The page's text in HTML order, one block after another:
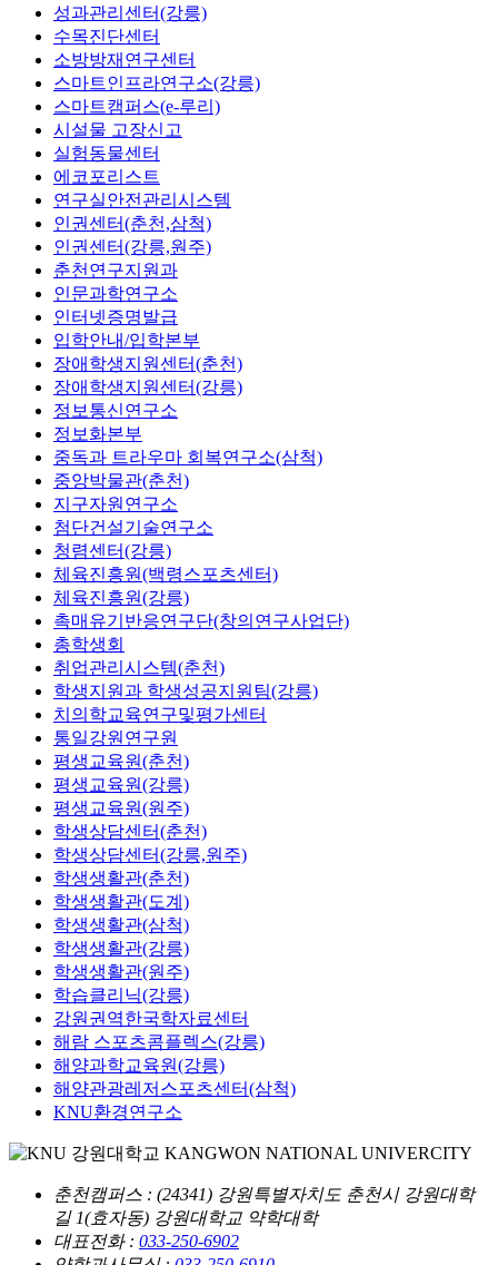
성과관리센터(강릉)
수목진단센터
소방방재연구센터
스마트인프라연구소(강릉)
스마트캠퍼스(e-루리)
시설물 고장신고
실험동물센터
에코포리스트
연구실안전관리시스템
인권센터(춘천,삼척)
인권센터(강릉,원주)
춘천연구지원과
인문과학연구소
인터넷증명발급
입학안내/입학본부
장애학생지원센터(춘천)
장애학생지원센터(강릉)
정보통신연구소
정보화본부
중독과 트라우마 회복연구소(삼척)
중앙박물관(춘천)
지구자원연구소
첨단건설기술연구소
청렴센터(강릉)
체육진흥원(백령스포츠센터)
체육진흥원(강릉)
촉매유기반응연구단(창의연구사업단)
총학생회
취업관리시스템(춘천)
학생지원과 학생성공지원팀(강릉)
치의학교육연구및평가센터
통일강원연구원
평생교육원(춘천)
평생교육원(강릉)
평생교육원(원주)
학생상담센터(춘천)
학생상담센터(강릉,원주)
학생생활관(춘천)
학생생활관(도계)
학생생활관(삼척)
학생생활관(강릉)
학생생활관(원주)
학습클리닉(강릉)
강원권역한국학자료센터
해람 스포츠콤플렉스(강릉)
해양과학교육원(강릉)
해양관광레저스포츠센터(삼척)
KNU환경연구소
춘천캠퍼스 : (24341) 강원특별자치도 춘천시 강원대학
길 1(효자동) 강원대학교 약학대학
대표전화 : 033-250-6902